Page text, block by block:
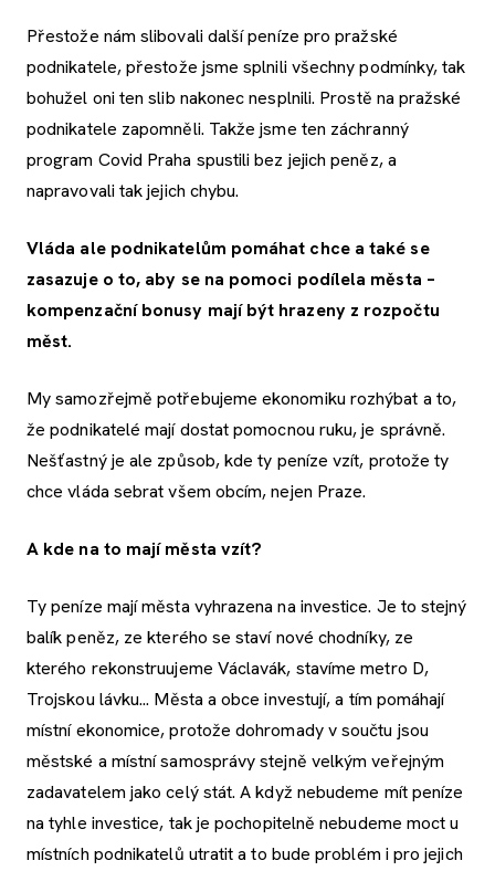
Přestože nám slibovali další peníze pro pražské
podnikatele, přestože jsme splnili všechny podmínky, tak
bohužel oni ten slib nakonec nesplnili. Prostě na pražské
podnikatele zapomněli. Takže jsme ten záchranný
program Covid Praha spustili bez jejich peněz, a
napravovali tak jejich chybu.
Vláda ale podnikatelům pomáhat chce a také se
zasazuje o to, aby se na pomoci podílela města –
kompenzační bonusy mají být hrazeny z rozpočtu
měst.
My samozřejmě potřebujeme ekonomiku rozhýbat a to,
že podnikatelé mají dostat pomocnou ruku, je správně.
Nešťastný je ale způsob, kde ty peníze vzít, protože ty
chce vláda sebrat všem obcím, nejen Praze.
A kde na to mají města vzít?
Ty peníze mají města vyhrazena na investice. Je to stejný
balík peněz, ze kterého se staví nové chodníky, ze
kterého rekonstruujeme Václavák, stavíme metro D,
Trojskou lávku... Města a obce investují, a tím pomáhají
místní ekonomice, protože dohromady v součtu jsou
městské a místní samosprávy stejně velkým veřejným
zadavatelem jako celý stát. A když nebudeme mít peníze
na tyhle investice, tak je pochopitelně nebudeme moct u
místních podnikatelů utratit a to bude problém i pro jejich